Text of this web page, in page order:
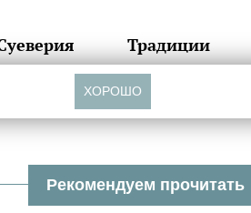
Традиции
Рекомендуем прочитать
ХОРОШО